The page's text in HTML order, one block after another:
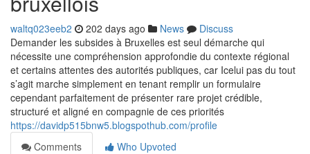
waltq023eeb2 202 days ago News
Discuss
Demander les subsides à Bruxelles est seul démarche qui
nécessite une compréhension approfondie du contexte régional
et certains attentes des autorités publiques, car Icelui pas du tout
s’agit marche simplement en tenant remplir un formulaire
cependant parfaitement de présenter rare projet crédible,
structuré et aligné en compagnie de ces priorités
https://davidp515bnw5.blogspothub.com/profile
Comments
Who Upvoted